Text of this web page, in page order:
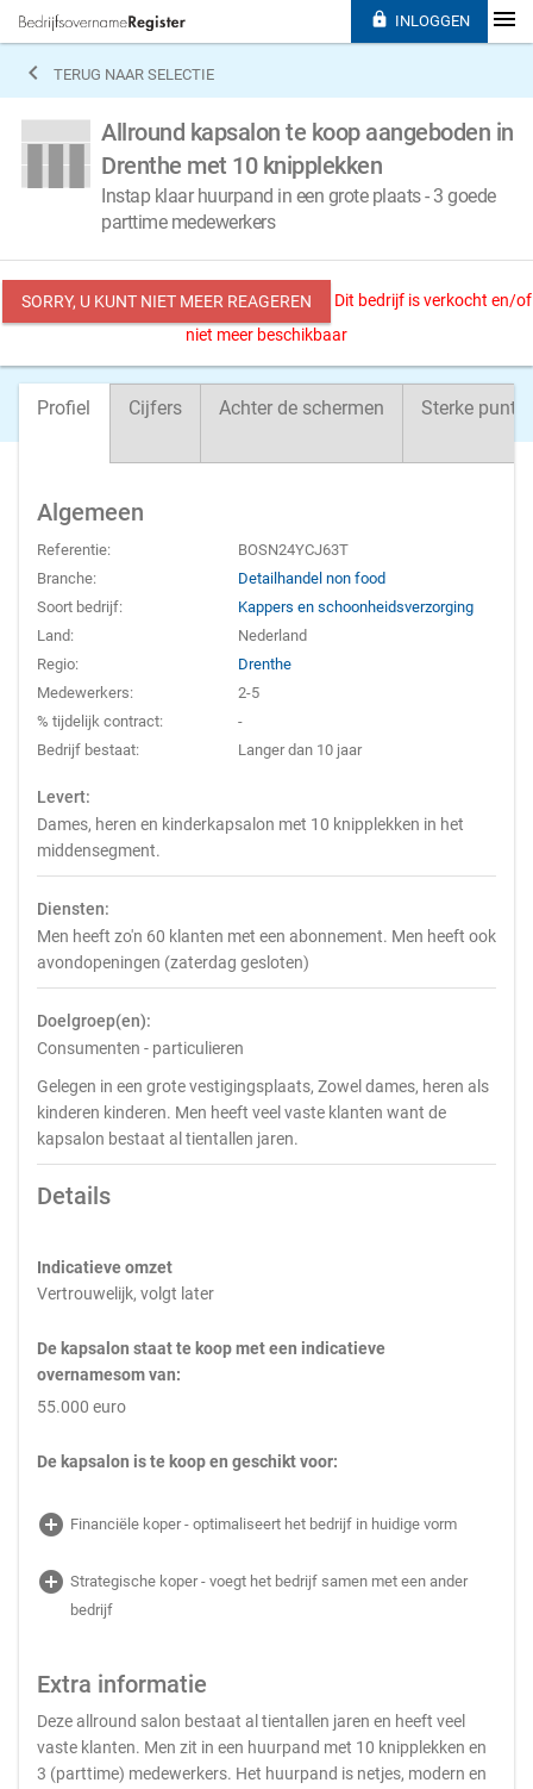
 TERUG NAAR SELECTIE
Allround kapsalon te koop aangeboden in
Drenthe met 10 knipplekken
Instap klaar huurpand in een grote plaats - 3 goede
parttime medewerkers
SORRY, U KUNT NIET MEER REAGEREN
Dit bedrijf is verkocht en/of
niet meer beschikbaar
Profiel Cijfers Achter de schermen Sterke
Algemeen
Referentie:
BOSN24YCJ63T
Branche:
Detailhandel non food
Soort bedrijf:
Kappers en schoonheidsverzorging
Land:
Nederland
Regio:
Drenthe
Medewerkers:
2-5
% tijdelijk contract:
-
Bedrijf bestaat:
Langer dan 10 jaar
Levert:
Dames, heren en kinderkapsalon met 10 knipplekken in het
middensegment.
Diensten:
Men heeft zo'n 60 klanten met een abonnement. Men heeft ook
avondopeningen (zaterdag gesloten)
Doelgroep(en):
Consumenten - particulieren
Gelegen in een grote vestigingsplaats, Zowel dames, heren als
kinderen kinderen. Men heeft veel vaste klanten want de
kapsalon bestaat al tientallen jaren.
Details
Indicatieve omzet
Vertrouwelijk, volgt later
De kapsalon staat te koop met een indicatieve
overnamesom van:
55.000 euro
De kapsalon is te koop en geschikt voor:
add_circle Financiële koper - optimaliseert het bedrijf in huidige vorm
add_circle Strategische koper - voegt het bedrijf samen met een ander
bedrijf
Extra informatie
Deze allround salon bestaat al tientallen jaren en heeft veel
vaste klanten. Men zit in een huurpand met 10 knipplekken en
3 (parttime) medewerkers. Het huurpand is netjes, modern en
 INLOGGEN